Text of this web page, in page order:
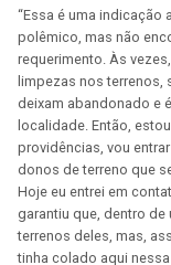
“Essa é uma indicação
polêmico, mas não
requerimento. Às
limpezas nos terrenos,
deixam abandonado e
localidade. Então,
providências, vou
donos de terreno que
Hoje eu entrei em
garantiu que, dentro
terrenos deles, mas,
tinha colado aqui